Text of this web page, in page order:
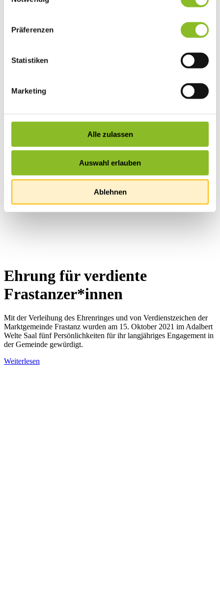
Präferenzen
Statistiken
Marketing
Alle zulassen
Auswahl erlauben
Ablehnen
Ehrung für verdiente
Frastanzer*innen
Mit der Verleihung des Ehrenringes und von Verdienstzeichen der
Marktgemeinde Frastanz wurden am 15. Oktober 2021 im Adalbert
Welte Saal fünf Persönlichkeiten für ihr langjähriges Engagement in
der Gemeinde gewürdigt.
Weiterlesen